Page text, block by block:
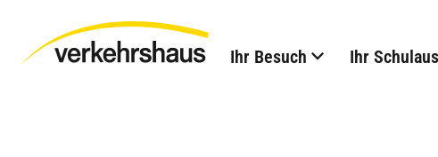
Ihr Besuch Ihr